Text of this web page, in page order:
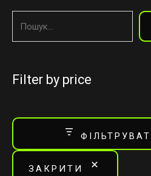
Filter by price
ЗАКРИТИ